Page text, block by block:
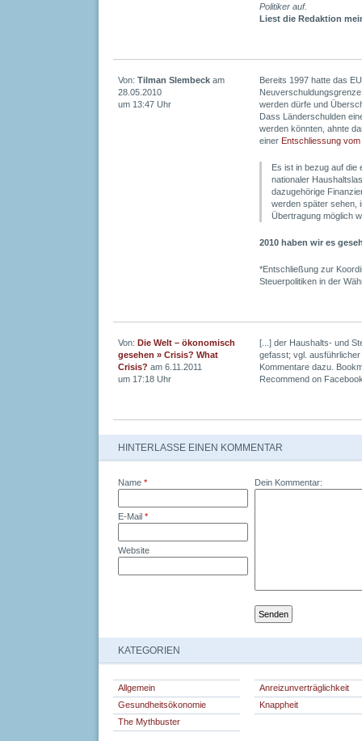
Politiker auf.
Liest die Redaktion
Bereits 1997 hatte das
werden dürfe und
Dass Länderschulden
werden könnten, ahnte
einer Entschliessung vom
Es ist in bezug auf die
nationaler
dazugehörige
werden später sehen,
Übertragung möglich
2010 haben wir es
*Entschließung zur
Steuerpolitiken in der
Von: Tilman Slembeck am
28.05.2010
um 13:47 Uhr
[...] der Haushalts- und
gefasst; vgl.
Kommentare dazu.
Recommend on
Von: Die Welt – ökonomisch
gesehen » Crisis? What
Crisis? am 6.11.2011
um 17:18 Uhr
HINTERLASSE EINEN KOMMENTAR
Name *
E-Mail *
Website
Dein Kommentar:
KATEGORIEN
Allgemein
Anreizunverträglichkeit
Gesundheitsökonomie
Knappheit
The Mythbuster